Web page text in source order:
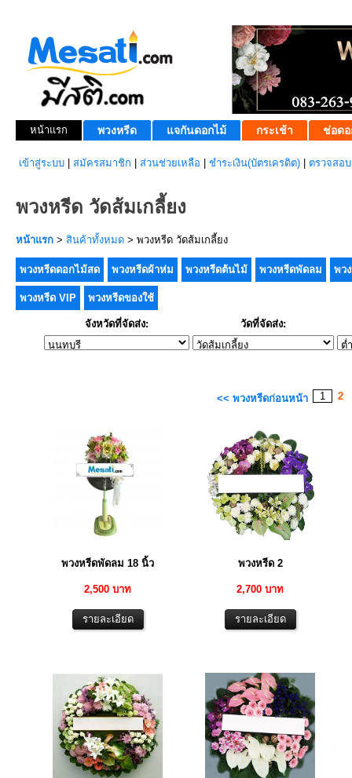
หน้าแรก พวงหรีด แจกันดอกไม้ กระเช้า ช่อดอ
เข้าสู่ระบบ สมัครสมาชิก ส่วนช่วยเหลือ ชำระเงิน(บัตรเครดิต) ตรวจสอ
พวงหรีด วัดส้มเกลี้ยง
หน้าแรก > สินค้าทั้งหมด > พวงหรีด วัดส้มเกลี้ยง
พวงหรีดดอกไม้สด พวงหรีดผ้าห่ม พวงหรีดต้นไม้ พวงหรีดพัดลม พว
พวงหรีด VIP พวงหรีดของใช้
จังหวัดที่จัดส่ง: วัดที่จัดส่ง:
<< พวงหรีดก่อนหน้า 1 2
พวงหรีดพัดลม 18 นิ้ว
2,500 บาท
พวงหรีด 2
2,700 บาท